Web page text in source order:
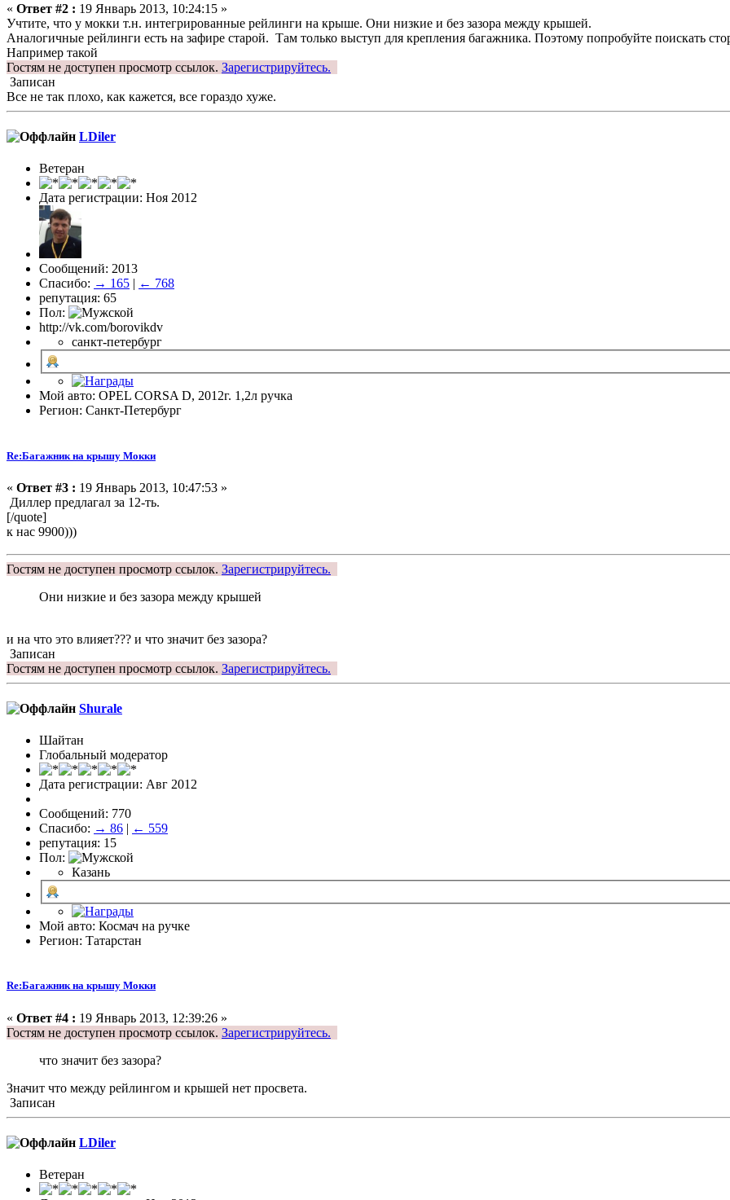
« Ответ #2 : 19 Январь 2013, 10:24:15 »
Учтите, что у мокки т.н. интегрированные рейлинги на крыше. Они низкие и без зазора между крышей.
Аналогичные рейлинги есть на зафире старой. Там только выступ для крепления багажника. Поэтому попробуйте поискать
Например такой
Гостям не доступен просмотр ссылок. Зарегистрируйтесь.
Записан
Все не так плохо, как кажется, все гораздо хуже.
LDiler
Ветеран
Дата регистрации: Ноя 2012
Сообщений: 2013
Спасибо: → 165 | ← 768
репутация: 65
Пол:
http://vk.com/borovikdv
санкт-петербург
Мой авто: OPEL CORSA D, 2012г. 1,2л ручка
Регион: Санкт-Петербург
Re:Багажник на крышу Мокки
« Ответ #3 : 19 Январь 2013, 10:47:53 »
Диллер предлагал за 12-ть.
[/quote]
к нас 9900)))
Гостям не доступен просмотр ссылок. Зарегистрируйтесь.
Они низкие и без зазора между крышей
и на что это влияет??? и что значит без зазора?
Записан
Гостям не доступен просмотр ссылок. Зарегистрируйтесь.
Shurale
Шайтан
Глобальный модератор
Дата регистрации: Авг 2012
Сообщений: 770
Спасибо: → 86 | ← 559
репутация: 15
Пол:
Казань
Мой авто: Космач на ручке
Регион: Татарстан
Re:Багажник на крышу Мокки
« Ответ #4 : 19 Январь 2013, 12:39:26 »
Гостям не доступен просмотр ссылок. Зарегистрируйтесь.
что значит без зазора?
Значит что между рейлингом и крышей нет просвета.
Записан
LDiler
Ветеран